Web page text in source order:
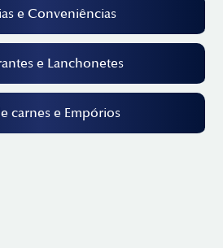
e Conveniências
e Lanchonetes
carnes e Empórios